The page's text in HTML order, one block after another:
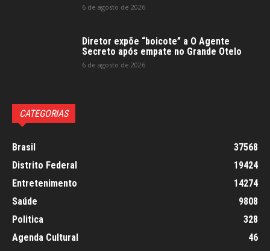
6 de agosto de 2026
Diretor expõe “boicote” a O Agente
Secreto após empate no Grande Otelo
6 de agosto de 2026
CATEGORIAS
Brasil
37568
Distrito Federal
19424
Entretenimento
14274
Saúde
9808
Politica
328
Agenda Cultural
46